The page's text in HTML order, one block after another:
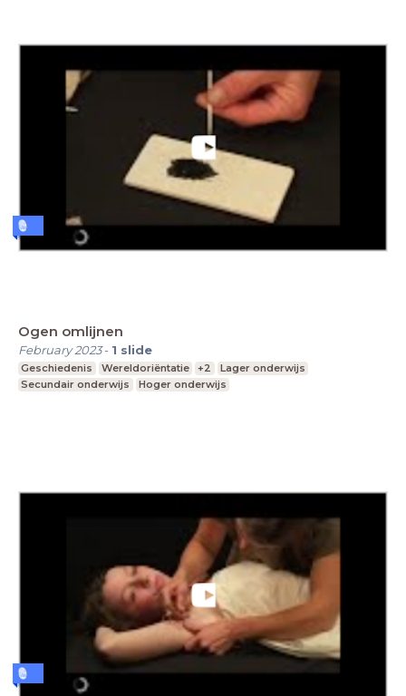
Ogen omlijnen
February 2023- 1 slide
Geschiedenis Wereldoriëntatie +2
Lager onderwijs
Secundair onderwijs
Hoger onderwijs